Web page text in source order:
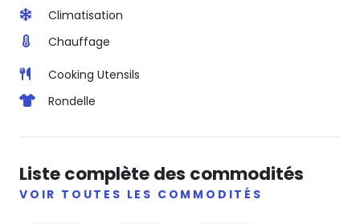
Climatisation
Chauffage
Cooking Utensils
Rondelle
Liste complète des commodités
VOIR TOUTES LES COMMODITÉS